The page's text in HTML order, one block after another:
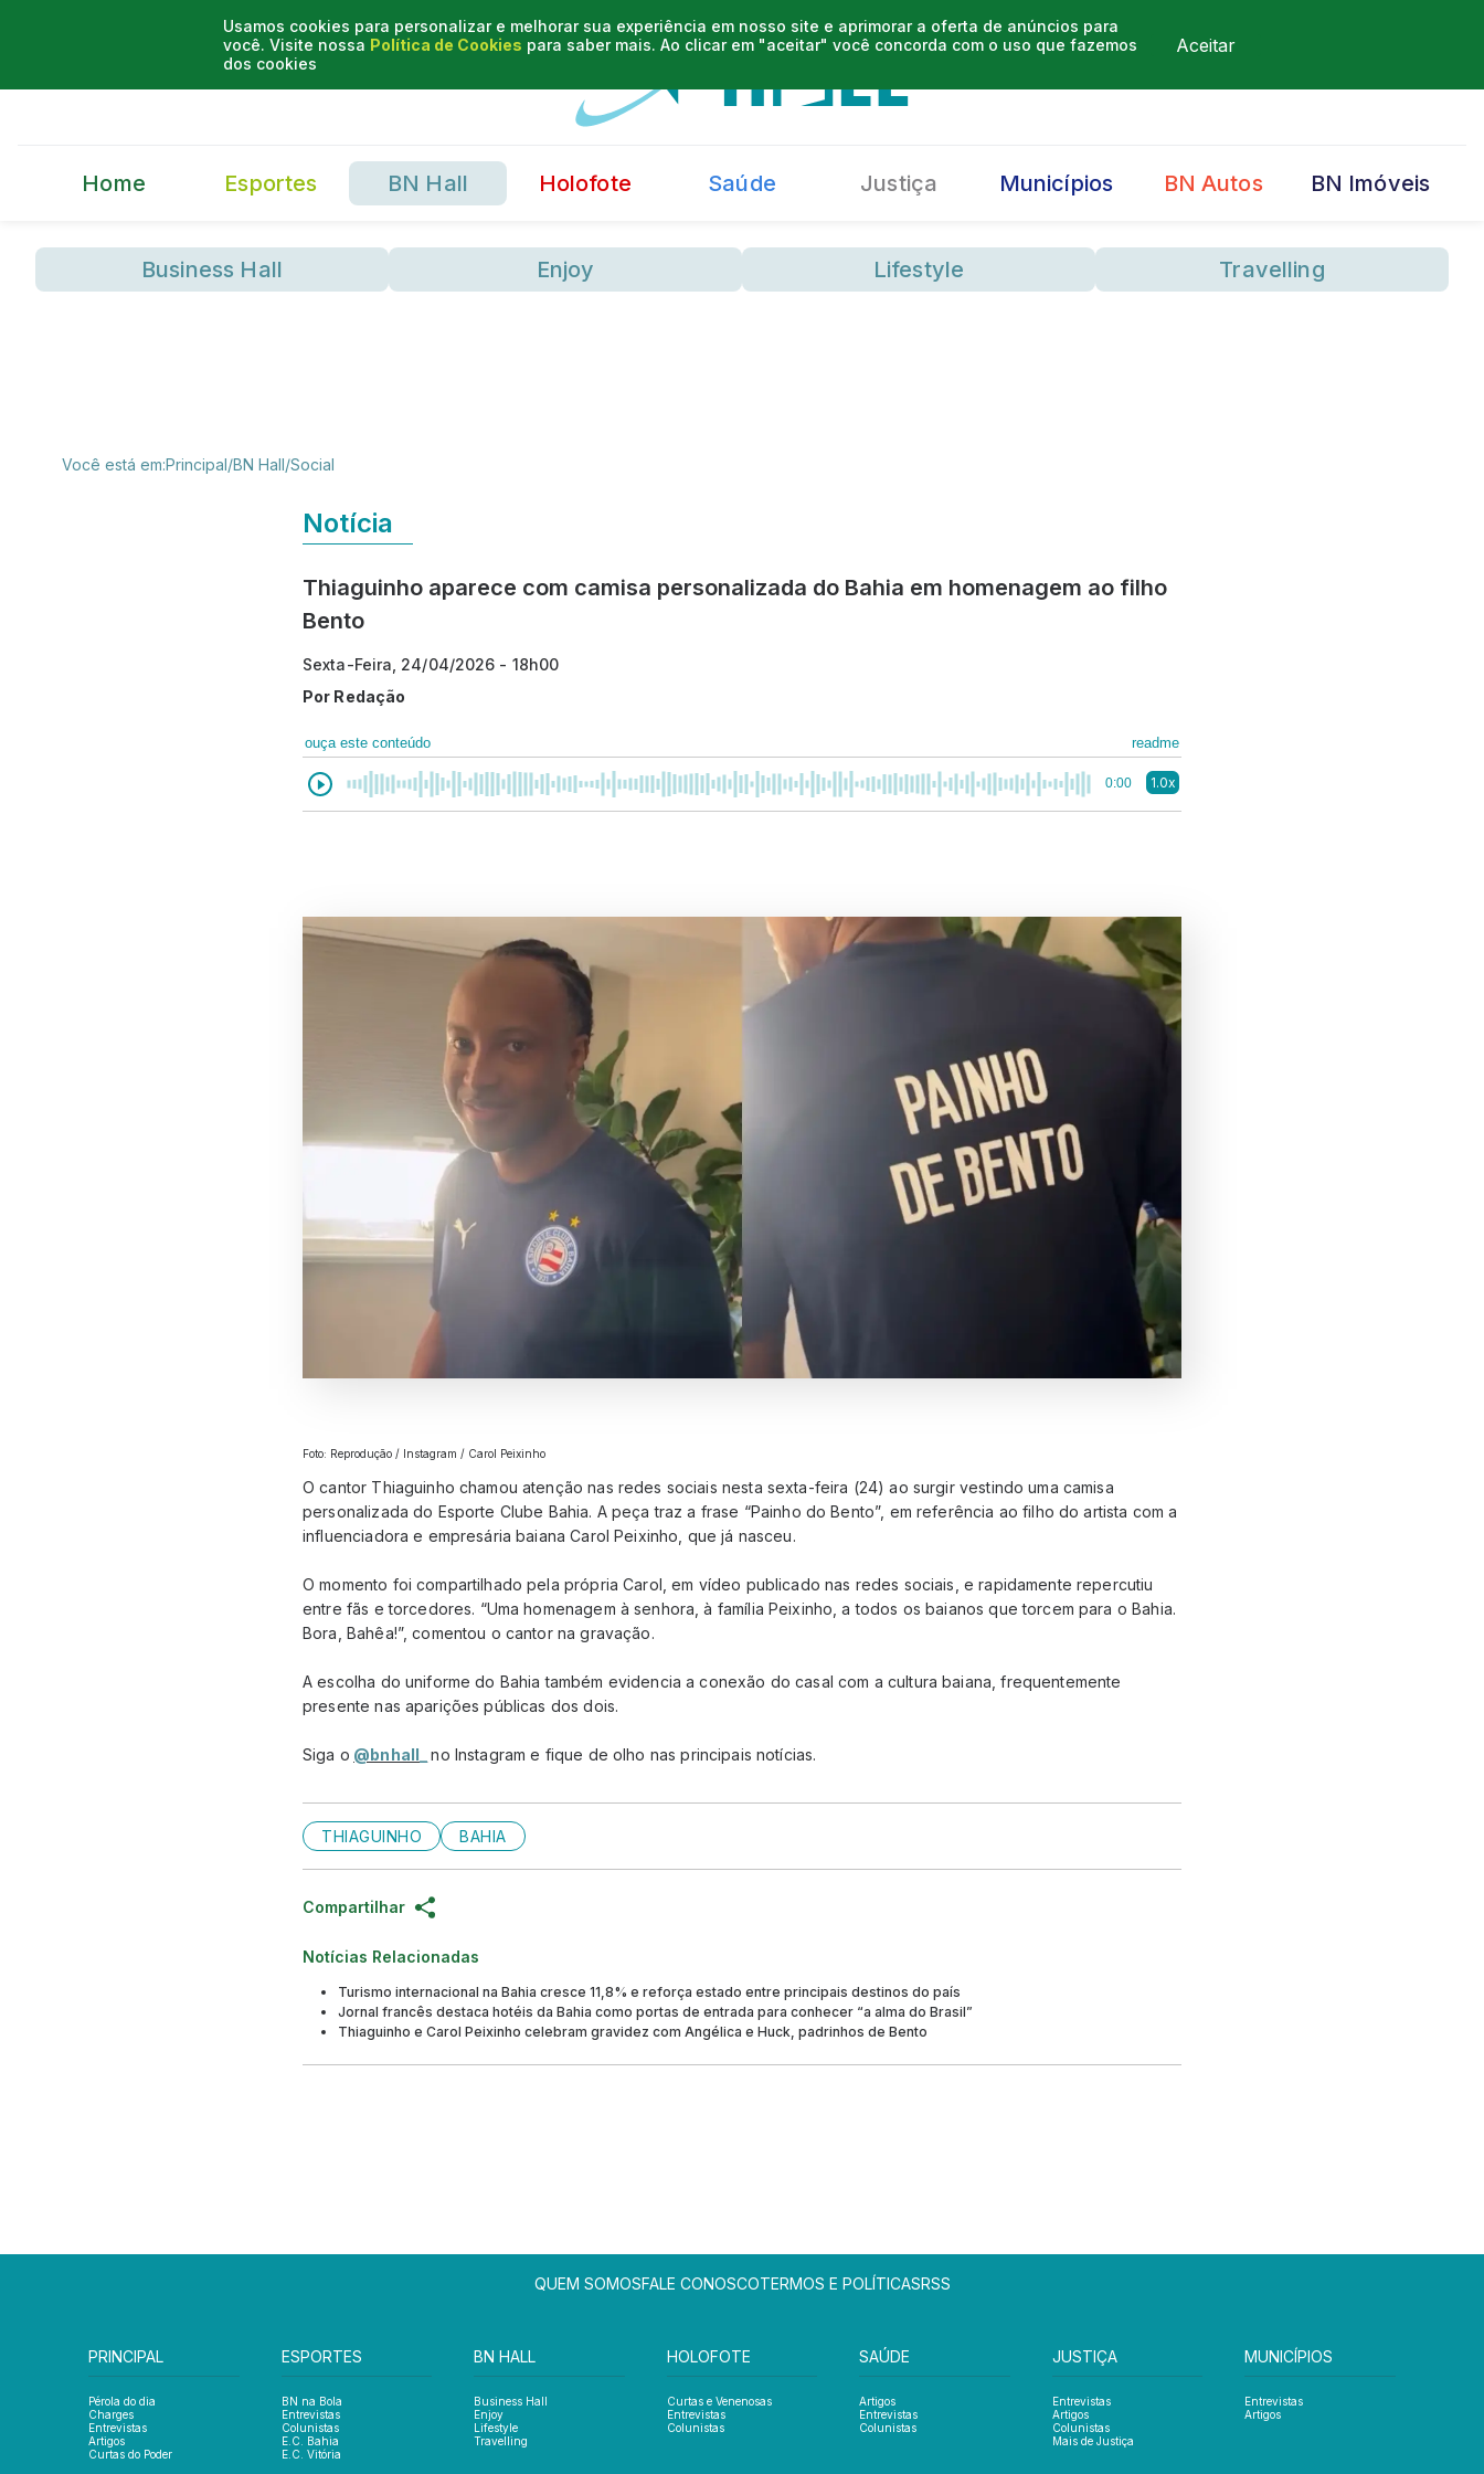
Usamos cookies para personalizar e melhorar sua experiência em nosso site e aprimorar a oferta de anúncios para
você. Visite nossa Política de Cookies para saber mais. Ao clicar em "aceitar" você concorda com o uso que fazemos
dos cookies
Aceitar
Home Esportes BN Hall Holofote Saúde Justiça Municípios BN Autos BN Imóveis
Business Hall Enjoy Lifestyle Travelling
Você está em:Principal/BN Hall/Social
Notícia
Thiaguinho aparece com camisa personalizada do Bahia em homenagem ao filho
Bento
Sexta-Feira, 24/04/2026 - 18h00
Por Redação
ouça este conteúdo readme
0:00 1.0x
Foto: Reprodução / Instagram / Carol Peixinho
O cantor Thiaguinho chamou atenção nas redes sociais nesta sexta-feira (24) ao surgir vestindo uma camisa
personalizada do Esporte Clube Bahia. A peça traz a frase “Painho do Bento”, em referência ao filho do artista com a
influenciadora e empresária baiana Carol Peixinho, que já nasceu.
O momento foi compartilhado pela própria Carol, em vídeo publicado nas redes sociais, e rapidamente repercutiu
entre fãs e torcedores. “Uma homenagem à senhora, à família Peixinho, a todos os baianos que torcem para o Bahia.
Bora, Bahêa!”, comentou o cantor na gravação.
A escolha do uniforme do Bahia também evidencia a conexão do casal com a cultura baiana, frequentemente
presente nas aparições públicas dos dois.
Siga o @bnhall_ no Instagram e fique de olho nas principais notícias.
THIAGUINHO BAHIA
Compartilhar
Notícias Relacionadas
Turismo internacional na Bahia cresce 11,8% e reforça estado entre principais destinos do país
Jornal francês destaca hotéis da Bahia como portas de entrada para conhecer “a alma do Brasil”
Thiaguinho e Carol Peixinho celebram gravidez com Angélica e Huck, padrinhos de Bento
QUEM SOMOSFALE CONOSCOTERMOS E POLÍTICASRSS
PRINCIPAL
Pérola do dia
Charges
Entrevistas
Artigos
Curtas do Poder
ESPORTES
BN na Bola
Entrevistas
Colunistas
E.C. Bahia
E.C. Vitória
BN HALL
Business Hall
Enjoy
Lifestyle
Travelling
HOLOFOTE
Curtas e Venenosas
Entrevistas
Colunistas
SAÚDE
Artigos
Entrevistas
Colunistas
JUSTIÇA
Entrevistas
Artigos
Colunistas
Mais de Justiça
MUNICÍPIOS
Entrevistas
Artigos